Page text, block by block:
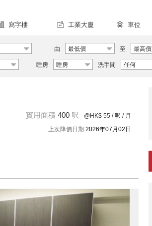
寫字樓 工業大廈 車位
由 最低價 至 最高價
睡房 睡房 洗手間 任何
實用面積 400 呎 @HK$ 55 / 呎 / 月
上次降價日期 2026年07月02日